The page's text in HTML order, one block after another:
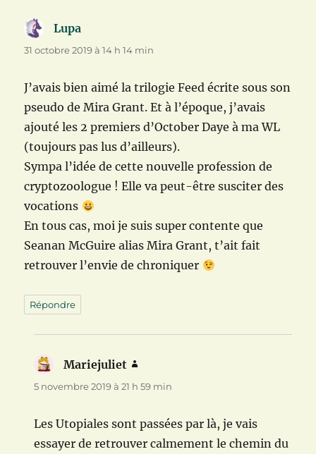
Lupa
31 octobre 2019 à 14 h 14 min
J’avais bien aimé la trilogie Feed écrite sous son
pseudo de Mira Grant. Et à l’époque, j’avais
ajouté les 2 premiers d’October Daye à ma WL
(toujours pas lus d’ailleurs).
Sympa l’idée de cette nouvelle profession de
cryptozoologue ! Elle va peut-être susciter des
vocations
En tous cas, moi je suis super contente que
Seanan McGuire alias Mira Grant, t’ait fait
retrouver l’envie de chroniquer
Répondre
Mariejuliet
5 novembre 2019 à 21 h 59 min
Les Utopiales sont passées par là, je vais
essayer de retrouver calmement le chemin du